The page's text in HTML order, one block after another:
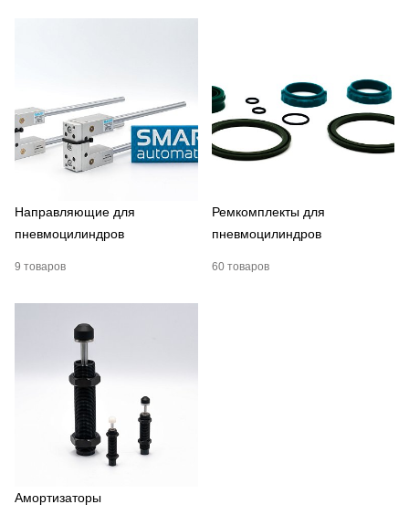
Направляющие для
пневмоцилиндров
9 товаров
Ремкомплекты для
пневмоцилиндров
60 товаров
Амортизаторы